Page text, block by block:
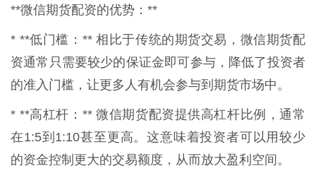
**微信期货配资的优势：**
* **低门槛：** 相比于传统的期货交易，微信期货配
资通常只需要较少的保证金即可参与，降低了投资者
的准入门槛，让更多人有机会参与到期货市场中。
* **高杠杆：** 微信期货配资提供高杠杆比例，通常
在1:5到1:10甚至更高。这意味着投资者可以用较少
的资金控制更大的交易额度，从而放大盈利空间。